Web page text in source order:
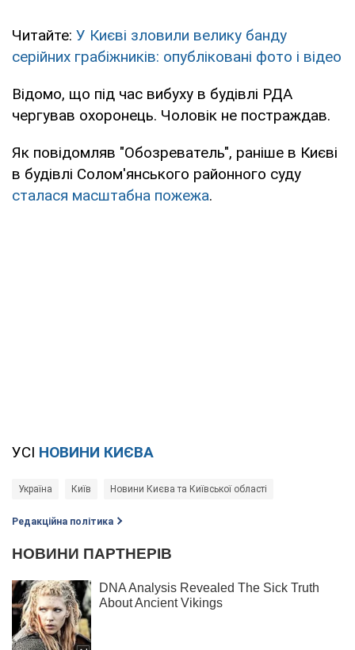
Читайте: У Києві зловили велику банду
серійних грабіжників: опубліковані фото і відео
Відомо, що під час вибуху в будівлі РДА
чергував охоронець. Чоловік не постраждав.
Як повідомляв "Обозреватель", раніше в Києві
в будівлі Солом'янського районного суду
сталася масштабна пожежа.
УСІ НОВИНИ КИЄВА
Україна Київ Новини Києва та Київської області
Редакційна політика